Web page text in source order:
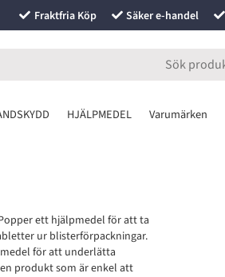
Fraktfria Köp Säker e-handel
HJÄLPMEDEL Varumärken
ett hjälpmedel för att ta
ur blisterförpackningar.
för att underlätta
produkt som är enkel att